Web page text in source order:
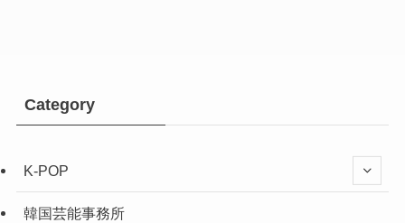
Category
K-POP
韓国芸能事務所